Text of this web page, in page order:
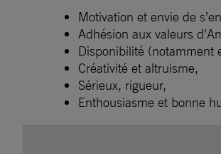
Motivation et envie de
Adhésion aux valeurs
Disponibilité (notamment
Créativité et altruisme,
Sérieux, rigueur,
Enthousiasme et bonne